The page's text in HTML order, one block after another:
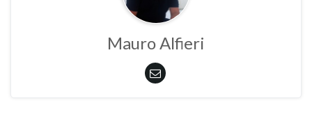
Mauro Alfieri